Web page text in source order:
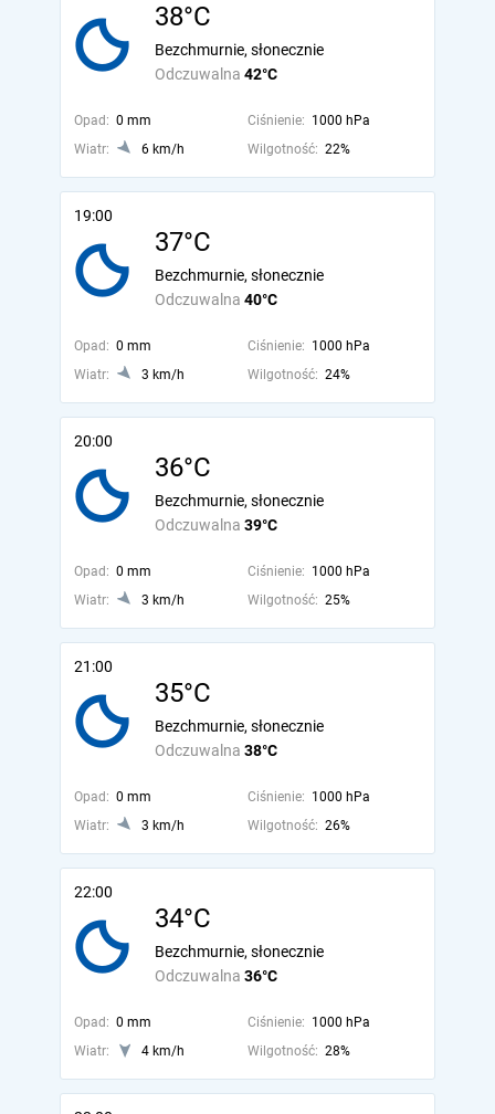
38°C
Odczuwalna 42°C
Bezchmurnie, słonecznie
Opad: 0 mm Ciśnienie: 1000 hPa
Wiatr:
6 km/h Wilgotność: 22%
19:00
37°C
Odczuwalna 40°C
Bezchmurnie, słonecznie
Opad: 0 mm Ciśnienie: 1000 hPa
Wiatr:
3 km/h Wilgotność: 24%
20:00
36°C
Odczuwalna 39°C
Bezchmurnie, słonecznie
Opad: 0 mm Ciśnienie: 1000 hPa
Wiatr:
3 km/h Wilgotność: 25%
21:00
35°C
Odczuwalna 38°C
Bezchmurnie, słonecznie
Opad: 0 mm Ciśnienie: 1000 hPa
Wiatr:
3 km/h Wilgotność: 26%
22:00
34°C
Odczuwalna 36°C
Bezchmurnie, słonecznie
Opad: 0 mm Ciśnienie: 1000 hPa
Wiatr:
4 km/h Wilgotność: 28%